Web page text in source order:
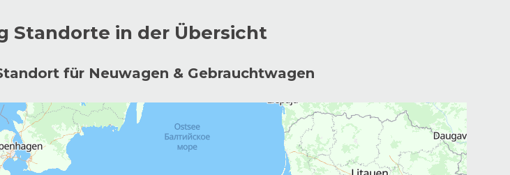
Standorte in der Übersicht
für Neuwagen & Gebrauchtwagen